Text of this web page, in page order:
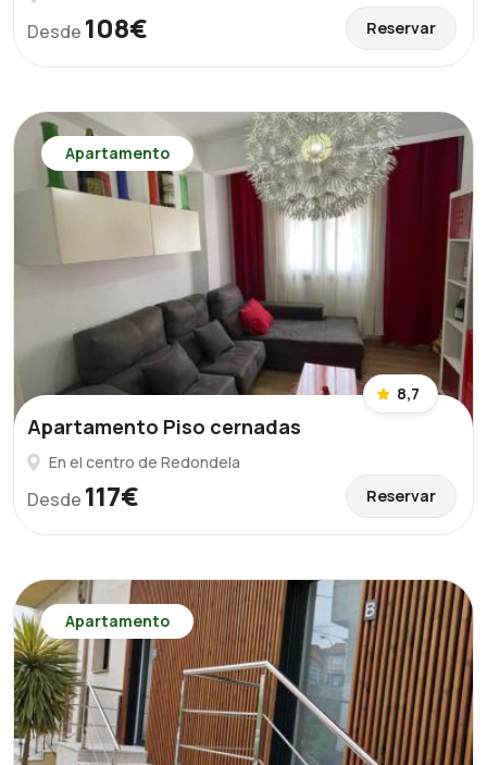
Desde 108€ Reservar
Apartamento
8,7
Apartamento Piso cernadas
En el centro de Redondela
Desde 117€ Reservar
Apartamento